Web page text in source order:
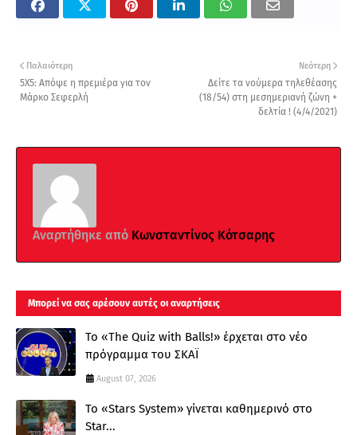
Νεότερη
Δείτε τα νούμερα τηλεθέασης
(18/54) στη μεσημεριανή ζώνη +
δελτία ! (4/4/2021)
Παλαιότερη
5Χ5: Απόψε η πρεμιέρα για τον
Μάρκο Σεφερλή
Αναρτήθηκε από Κωνσταντίνος Κότσαρης
Μπορεί να σας αρέσουν αυτές οι αναρτήσεις
Το «The Quiz with Balls!» έρχεται στο νέο
πρόγραμμα του ΣΚΑΪ
August 07, 2026
Το «Stars System» γίνεται καθημερινό στο
Star...